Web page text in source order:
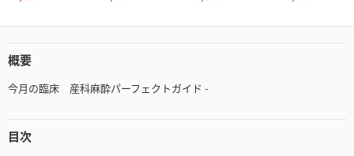
概要
今月の臨床 産科麻酔パーフェクトガイド -
目次